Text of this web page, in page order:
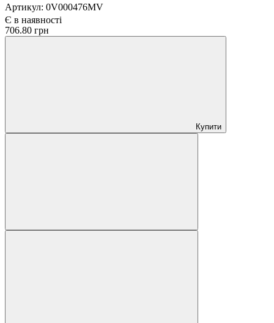
Артикул: 0V000476MV
Є в наявності
706.80 грн
Купити